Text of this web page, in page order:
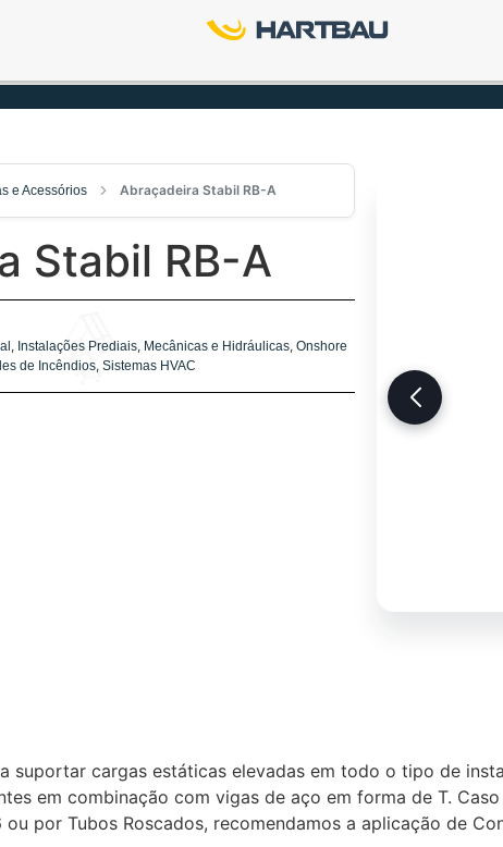
e Acessórios Abraçadeira Stabil RB-A
Stabil RB-A
, Instalações Prediais, Mecânicas e Hidráulicas, Onshore
de Incêndios, Sistemas HVAC
suportar cargas estáticas elevadas em todo o tipo de
em combinação com vigas de aço em forma de T.
por Tubos Roscados, recomendamos a aplicação de